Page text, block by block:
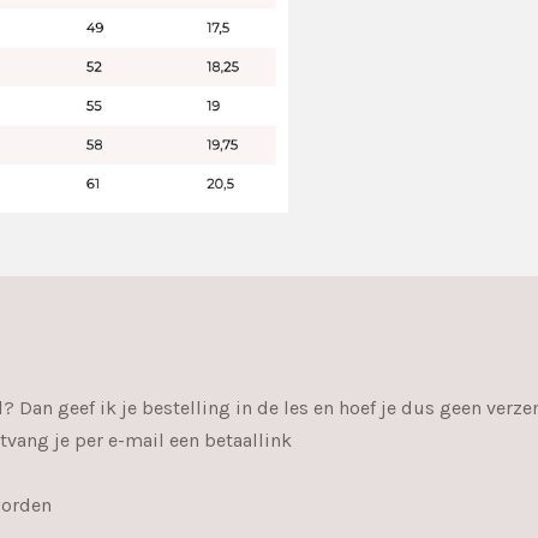
Dan geef ik je bestelling in de les en hoef je dus geen
je per e-mail een betaallink